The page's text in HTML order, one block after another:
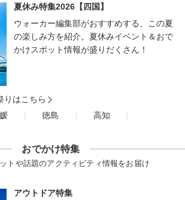
夏休み特集2026【四国】
ウォーカー編集部がおすすめする、この夏
の楽しみ方を紹介。夏休みイベント＆おで
かけスポット情報が盛りだくさん！
りはこちら
徳島 高知
おでかけ特集
トや話題のアクティビティ情報をお届け
アウトドア特集